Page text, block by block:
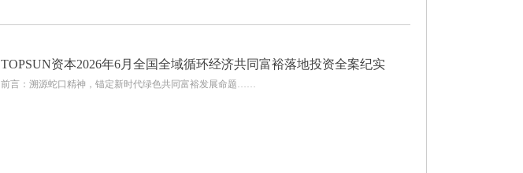
TOPSUN资本2026年6月全国全域循环经济共同富裕落地投资全案纪实
前言：溯源蛇口精神，锚定新时代绿色共同富裕发展命题……